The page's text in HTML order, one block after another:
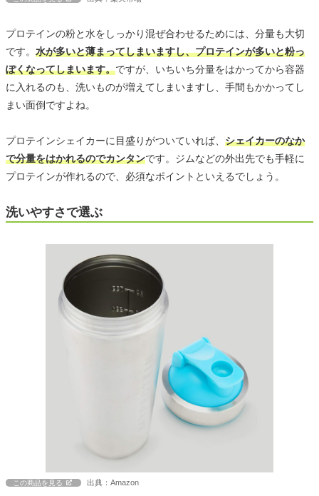
プロテインの粉と水をしっかり混ぜ合わせるためには、分量も大切
です。 水が多いと薄まってしまいますし、プロテインが多いと粉っ
ぽくなってしまいます。ですが、いちいち分量をはかってから容器
に入れるのも、洗いものが増えてしまいますし、手間もかかってし
まい面倒ですよね。
プロテインシェイカーに目盛りがついていれば、 シェイカーのなか
で分量をはかれるのでカンタンです。ジムなどの外出先でも手軽に
プロテインが作れるので、必須なポイントといえるでしょう。
洗いやすさで選ぶ
この商品を見る 出典：Amazon